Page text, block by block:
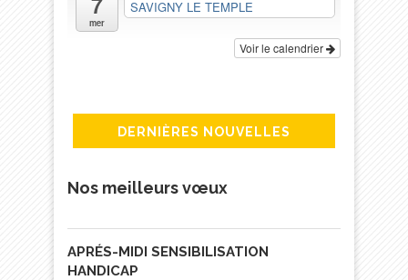
mer
SAVIGNY LE TEMPLE
Voir le calendrier
DERNIÈRES NOUVELLES
Nos meilleurs vœux
APRÉS-MIDI SENSIBILISATION
HANDICAP